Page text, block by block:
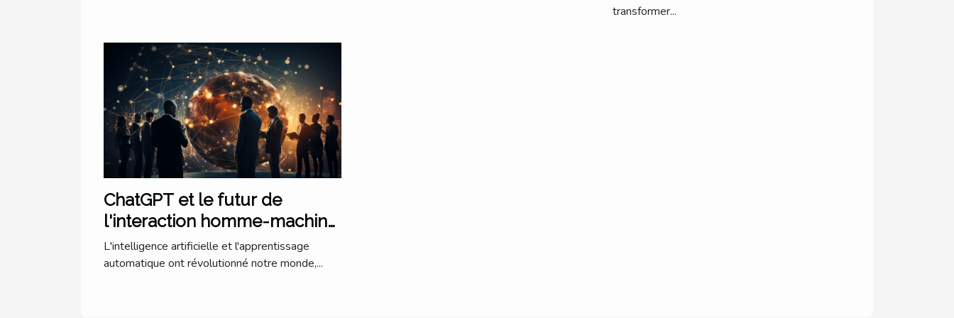
transformer...
ChatGPT et le futur de
l'interaction homme-machine
: une perspective
internationale
L'intelligence artificielle et l'apprentissage
automatique ont révolutionné notre monde,...